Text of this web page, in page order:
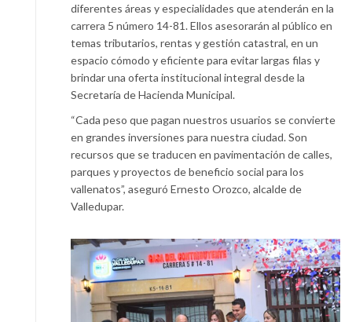
diferentes áreas y especialidades que atenderán en la
carrera 5 número 14-81. Ellos asesorarán al público en
temas tributarios, rentas y gestión catastral, en un
espacio cómodo y eficiente para evitar largas filas y
brindar una oferta institucional integral desde la
Secretaría de Hacienda Municipal.
“Cada peso que pagan nuestros usuarios se convierte
en grandes inversiones para nuestra ciudad. Son
recursos que se traducen en pavimentación de calles,
parques y proyectos de beneficio social para los
vallenatos”, aseguró Ernesto Orozco, alcalde de
Valledupar.